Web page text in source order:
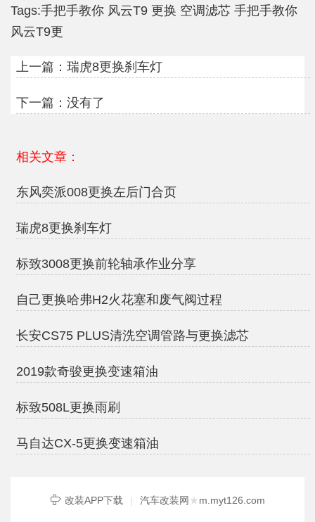
Tags:手把手教你 风云T9 更换 空调滤芯 手把手教你
风云T9更
上一篇： 瑞虎8更换刹车灯
下一篇：没有了
相关文章：
东风奕派008更换左后门合页
瑞虎8更换刹车灯
标致3008更换前轮轴承作业分享
自己更换哈弗H2火花塞和废气阀过程
长安CS75 PLUS清洗空调管路与更换滤芯
2019款奇骏更换变速箱油
标致508L更换雨刷
马自达CX-5更换变速箱油
改装APP下载 | 汽车改装网 ★m.myt126.com